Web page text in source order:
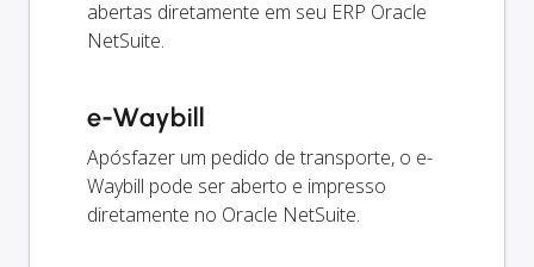
abertas diretamente em seu ERP Oracle
NetSuite.
e-Waybill
Apósfazer um pedido de transporte, o e-
Waybill pode ser aberto e impresso
diretamente no Oracle NetSuite.